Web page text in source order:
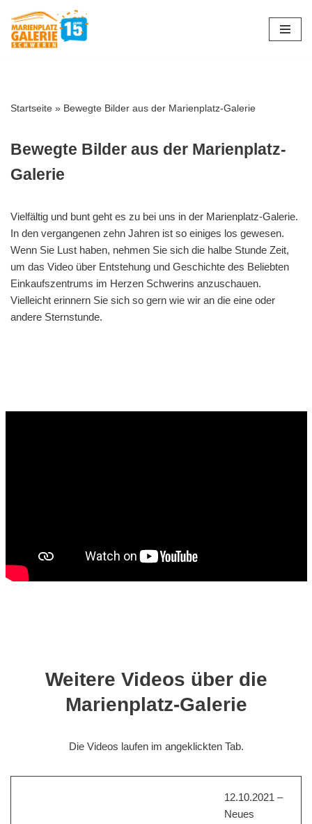
Zum
Startseite » Bewegte Bilder aus der Marienplatz-Galerie
Bewegte Bilder aus der Marienplatz-
Galerie
Vielfältig und bunt geht es zu bei uns in der Marienplatz-Galerie.
In den vergangenen zehn Jahren ist so einiges los gewesen.
Wenn Sie Lust haben, nehmen Sie sich die halbe Stunde Zeit,
um das Video über Entstehung und Geschichte des Beliebten
Einkaufszentrums im Herzen Schwerins anzuschauen.
Vielleicht erinnern Sie sich so gern wie wir an die eine oder
andere Sternstunde.
Weitere Videos über die
Marienplatz-Galerie
Die Videos laufen im angeklickten Tab.
12.10.2021 –
Neues